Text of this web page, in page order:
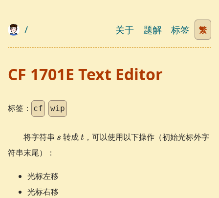
/ 关于 题解 标签 繁
CF 1701E Text Editor
标签： cf wip
将字符串 s
s 转成t
t ，可以使用以下操作（初始光标外字
符串末尾）：
光标左移
光标右移